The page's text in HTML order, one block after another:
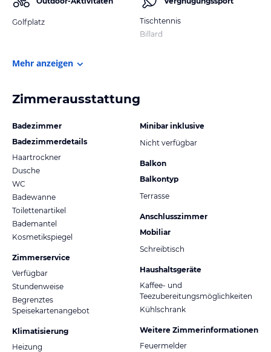
Golfplatz
Tischtennis
Billard
Mehr anzeigen
Zimmerausstattung
Badezimmer
Badezimmerdetails
Haartrockner
Dusche
WC
Badewanne
Toilettenartikel
Bademantel
Kosmetikspiegel
Zimmerservice
Verfügbar
Stundenweise
Begrenztes
Speisekartenangebot
Klimatisierung
Heizung
Minibar inklusive
Nicht verfügbar
Balkon
Balkontyp
Terrasse
Anschlusszimmer
Mobiliar
Schreibtisch
Haushaltsgeräte
Kaffee- und
Teezubereitungsmöglichkeiten
Kühlschrank
Weitere Zimmerinformationen
Feuermelder